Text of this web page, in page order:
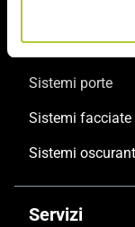
Sistemi finestre
Sistemi
Sistemi porte
Sistemi facciate
Sistemi
Servizi